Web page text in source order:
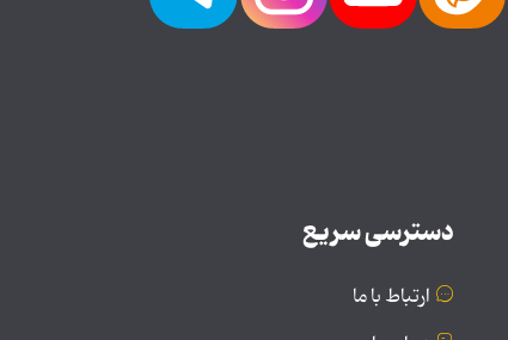
دسترسی سریع
ارتباط با ما